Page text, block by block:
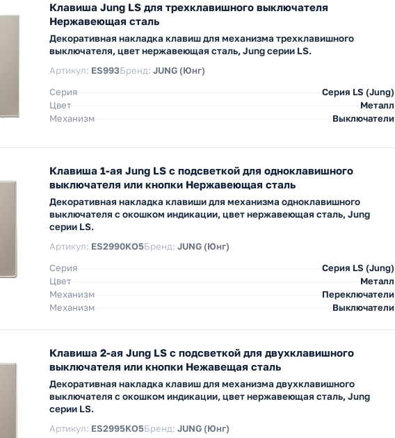
Клавиша Jung LS для трехклавишного выключателя
Нержавеющая сталь
Декоративная накладка клавиш для механизма трехклавишного
выключателя, цвет нержавеющая сталь, Jung серии LS.
Артикул: ES993Бренд: JUNG (Юнг)
Серия
Серия LS (Jung)
Цвет
Металл
Механизм
Выключатели
Клавиша 1-ая Jung LS с подсветкой для одноклавишного
выключателя или кнопки Нержавеющая сталь
Декоративная накладка клавиши для механизма одноклавишного
выключателя с окошком индикации, цвет нержавеющая сталь, Jung
серии LS.
Артикул: ES2990KO5Бренд: JUNG (Юнг)
Серия
Серия LS (Jung)
Цвет
Металл
Механизм
Переключатели
Механизм
Выключатели
Клавиша 2-ая Jung LS с подсветкой для двухклавишного
выключателя или кнопки Нежавещая сталь
Декоративная накладка клавиш для механизма двухклавишного
выключателя с окошком индикации, цвет нержавеющая сталь, Jung
серии LS.
Артикул: ES2995KO5Бренд: JUNG (Юнг)